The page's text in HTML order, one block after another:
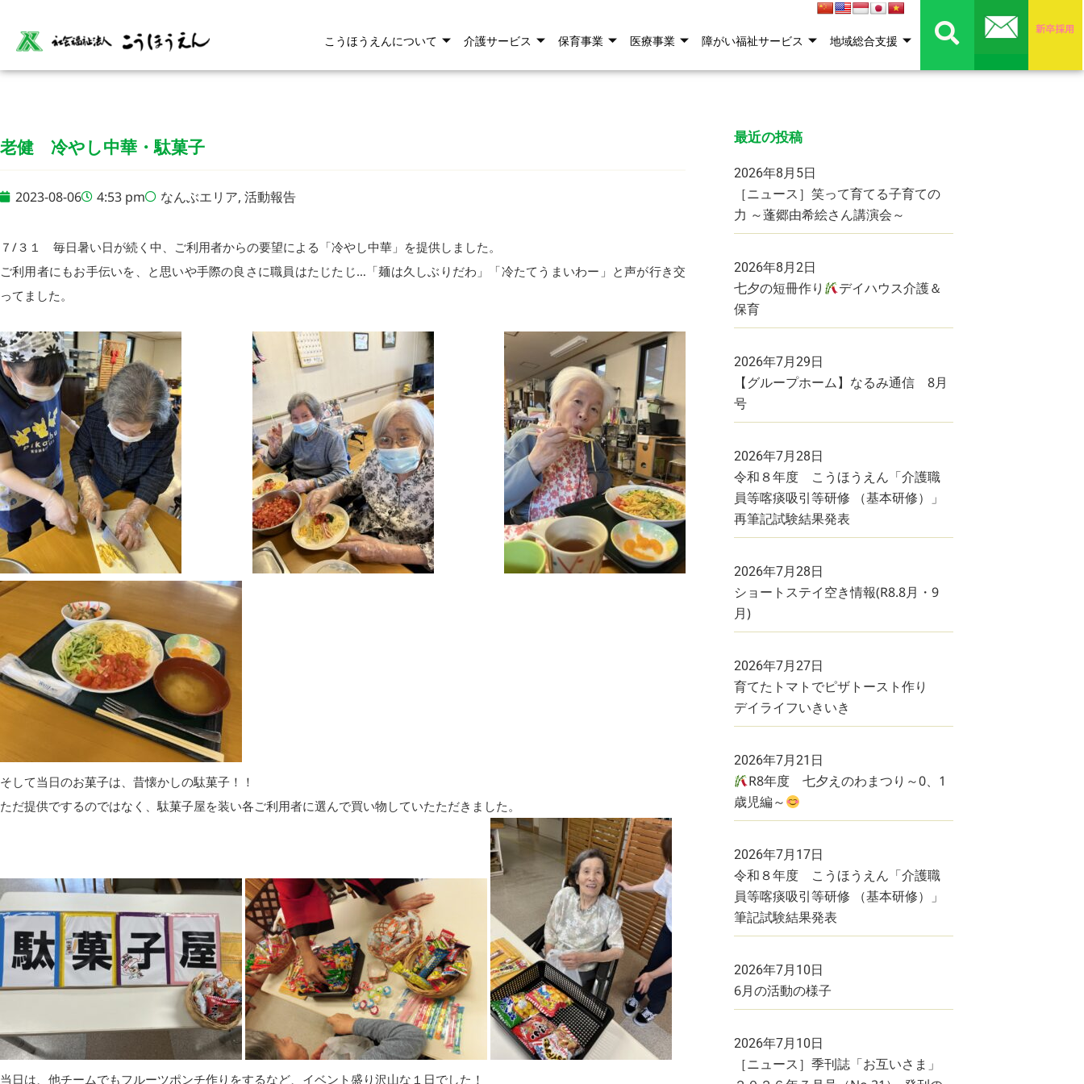
こうほうえんについて 介護サービス 保育事業 医療事業 障がい福祉サービス 地域総合支援
老健 冷やし中華・駄菓子
2023-08-06 4:53 pm なんぶエリア, 活動報告
７/３１ 毎日暑い日が続く中、ご利用者からの要望による「冷やし中華」を提供しました。
ご利用者にもお手伝いを、と思いや手際の良さに職員はたじたじ…「麺は久しぶりだわ」「冷たてうまいわー」と声が行き交
ってました。
そして当日のお菓子は、昔懐かしの駄菓子！！
ただ提供でするのではなく、駄菓子屋を装い各ご利用者に選んで買い物していたただきました。
当日は、他チームでもフルーツポンチ作りをするなど、イベント盛り沢山な１日でした！
最近の投稿
2026年8月5日
［ニュース］笑って育てる子育ての
力 ～蓬郷由希絵さん講演会～
2026年8月2日
七夕の短冊作り
デイハウス介護＆
保育
2026年7月29日
【グループホーム】なるみ通信 8月
号
2026年7月28日
令和８年度 こうほうえん「介護職
員等喀痰吸引等研修 （基本研修）」
再筆記試験結果発表
2026年7月28日
ショートステイ空き情報(R8.8月・9
月)
2026年7月27日
育てたトマトでピザトースト作り
デイライフいきいき
2026年7月21日
R8年度 七夕えのわまつり～0、1
歳児編～
2026年7月17日
令和８年度 こうほうえん「介護職
員等喀痰吸引等研修 （基本研修）」
筆記試験結果発表
2026年7月10日
6月の活動の様子
2026年7月10日
［ニュース］季刊誌「お互いさま」